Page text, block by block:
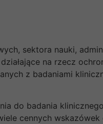
sektora nauki,
na rzecz
z badaniami
do badania
cennych